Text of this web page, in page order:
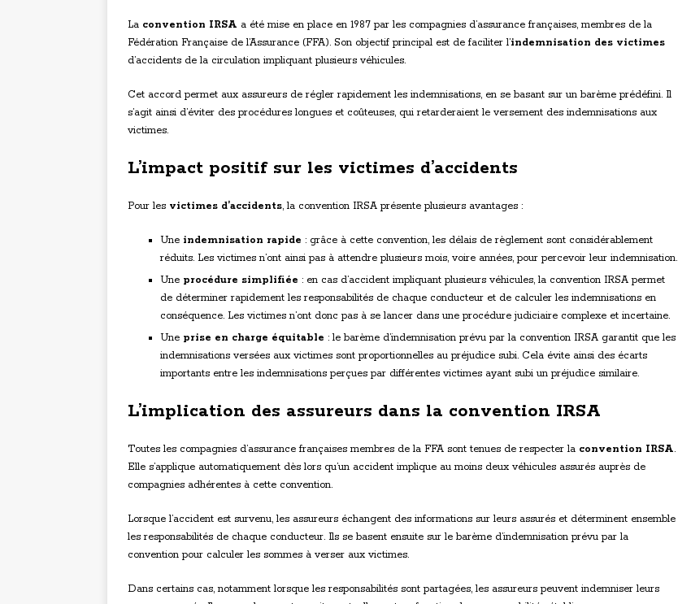
La convention IRSA a été mise en place en 1987 par les compagnies d’assurance françaises, membres de la
Fédération Française de l’Assurance (FFA). Son objectif principal est de faciliter l’indemnisation des victimes
d’accidents de la circulation impliquant plusieurs véhicules.
Cet accord permet aux assureurs de régler rapidement les indemnisations, en se basant sur un barème prédéfini. Il
s’agit ainsi d’éviter des procédures longues et coûteuses, qui retarderaient le versement des indemnisations aux
victimes.
L’impact positif sur les victimes d’accidents
Pour les victimes d’accidents, la convention IRSA présente plusieurs avantages :
Une indemnisation rapide : grâce à cette convention, les délais de règlement sont considérablement
réduits. Les victimes n’ont ainsi pas à attendre plusieurs mois, voire années, pour percevoir leur indemnisation.
Une procédure simplifiée : en cas d’accident impliquant plusieurs véhicules, la convention IRSA permet
de déterminer rapidement les responsabilités de chaque conducteur et de calculer les indemnisations en
conséquence. Les victimes n’ont donc pas à se lancer dans une procédure judiciaire complexe et incertaine.
Une prise en charge équitable : le barème d’indemnisation prévu par la convention IRSA garantit que les
indemnisations versées aux victimes sont proportionnelles au préjudice subi. Cela évite ainsi des écarts
importants entre les indemnisations perçues par différentes victimes ayant subi un préjudice similaire.
L’implication des assureurs dans la convention IRSA
Toutes les compagnies d’assurance françaises membres de la FFA sont tenues de respecter la convention IRSA.
Elle s’applique automatiquement dès lors qu’un accident implique au moins deux véhicules assurés auprès de
compagnies adhérentes à cette convention.
Lorsque l’accident est survenu, les assureurs échangent des informations sur leurs assurés et déterminent ensemble
les responsabilités de chaque conducteur. Ils se basent ensuite sur le barème d’indemnisation prévu par la
convention pour calculer les sommes à verser aux victimes.
Dans certains cas, notamment lorsque les responsabilités sont partagées, les assureurs peuvent indemniser leurs